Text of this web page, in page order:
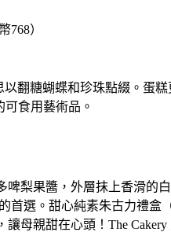
768）
以翻糖蝴蝶和珍珠點綴。蛋糕
可食用藝術品。
啤梨果醬， 外層抹上香滑的
首選。甜心純素朱古力禮盒
讓母親甜在心頭！The